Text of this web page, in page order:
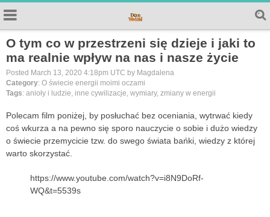
O tym co w przestrzeni się dzieje i jaki to
ma realnie wpływ na nas i nasze życie
Posted March 13, 2020 4:18pm UTC by Magdalena
Category: O świecie energii moimi oczami
Tags: anioły i ludzie, inne cywilizacje, wymiary, zmiany w energii
Polecam film poniżej, by posłuchać bez oceniania, wytrwać kiedy
coś wkurza a na pewno się sporo nauczycie o sobie i dużo wiedzy
o świecie przemycicie tzw. do swego świata bańki, wiedzy z której
warto skorzystać.
https://www.youtube.com/watch?v=i8N9DoRf-
WQ&t=5539s